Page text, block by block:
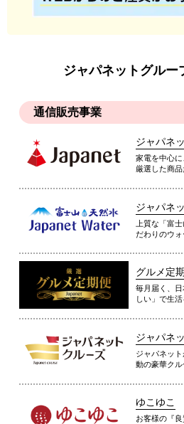
ジャパネットグルー
通信販売事業
ジャパネ
家電を中心
厳選した商品
ジャパネ
上質な「富
だわりのウ
グルメ定
毎月届く、
しい」で生
ジャパネ
ジャパネッ
動の豪華クル
ゆこゆこ
お客様の『